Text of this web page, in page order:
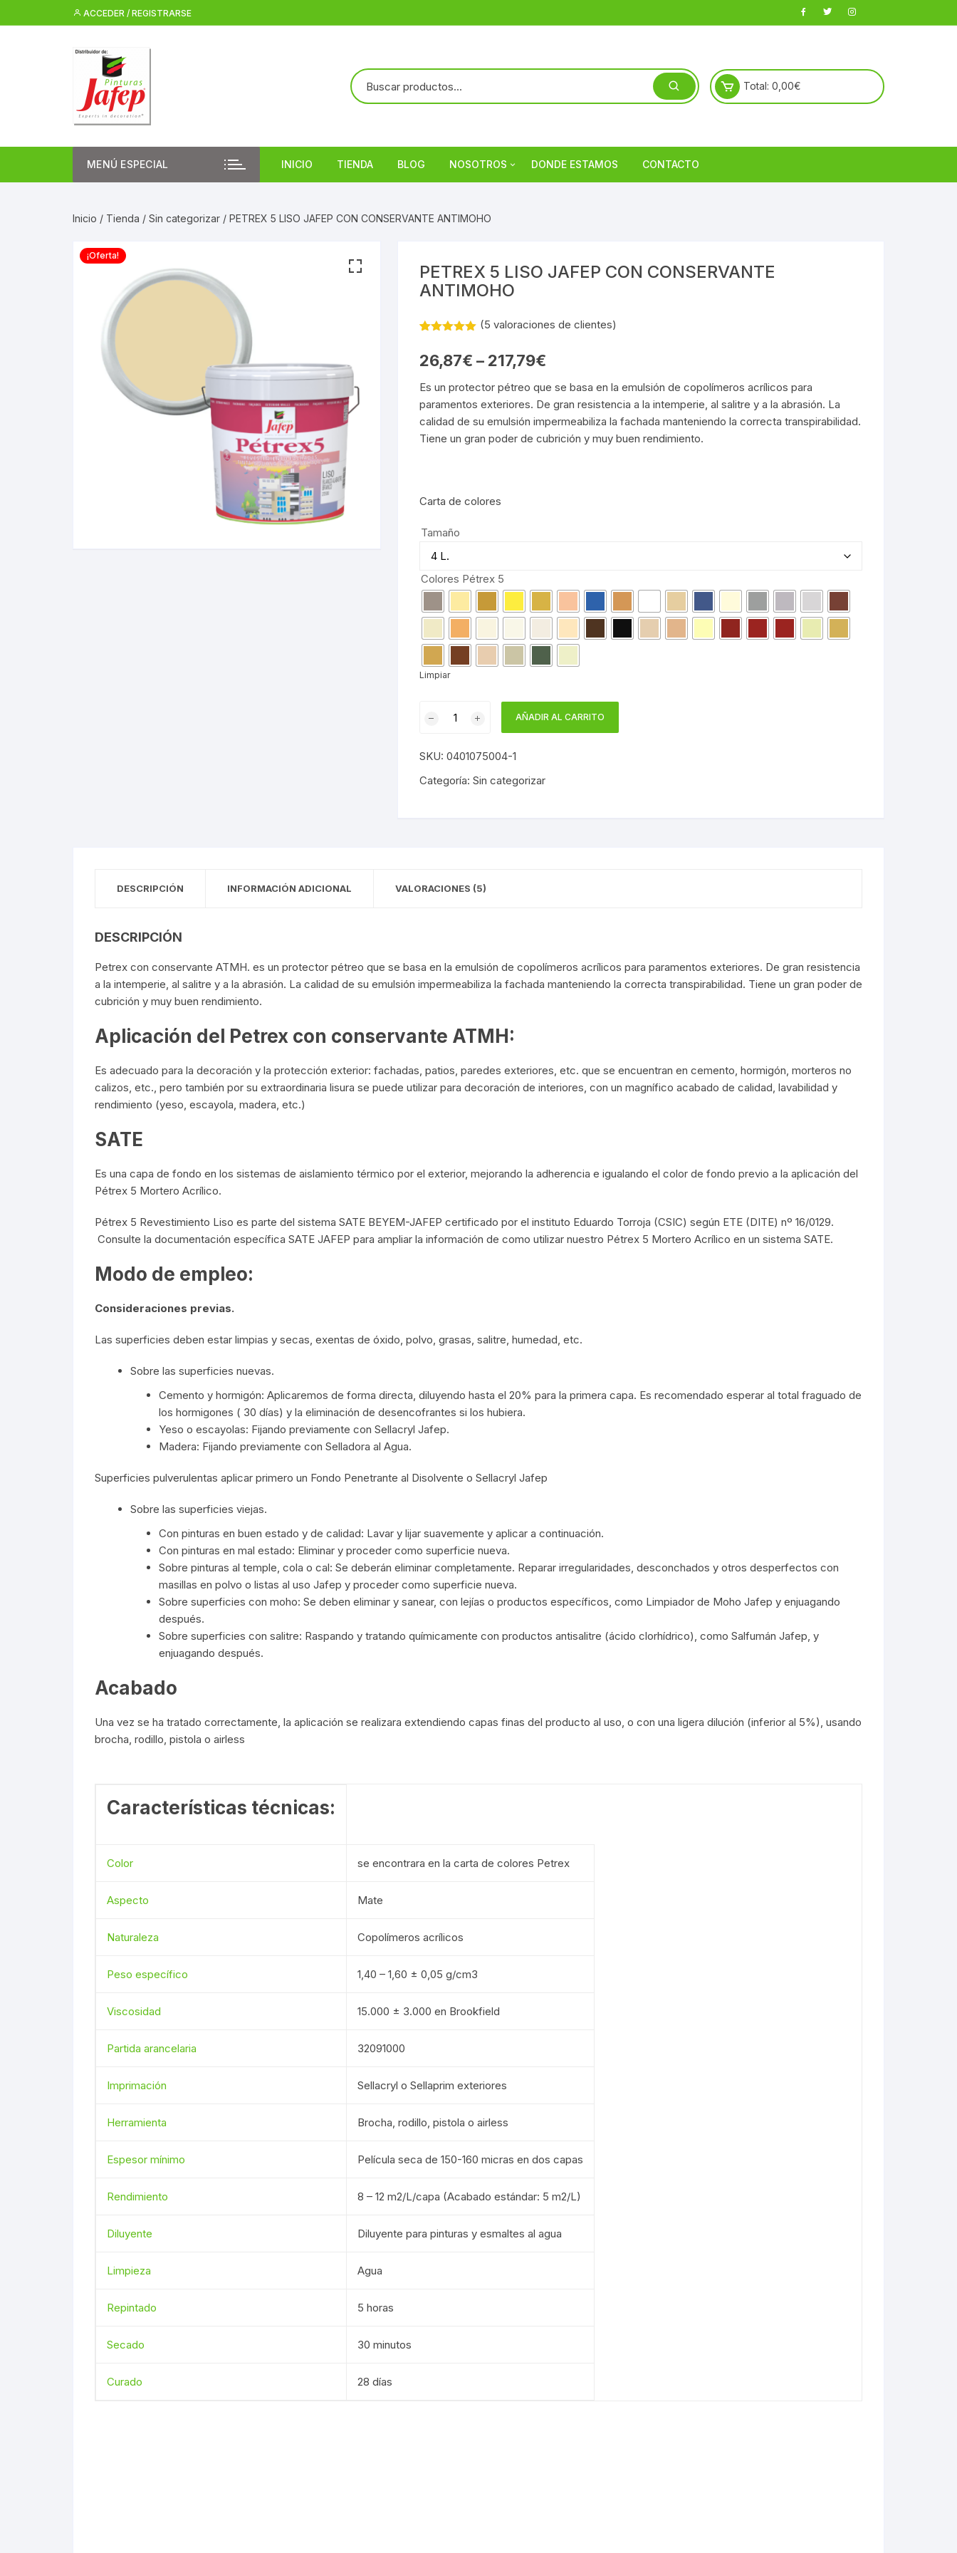
al
ACCEDER / REGISTRARSE
Total: 0,00€
MENÚ ESPECIAL INICIO TIENDA BLOG NOSOTROS DONDE ESTAMOS CONTACTO
Inicio / Tienda / Sin categorizar / PETREX 5 LISO JAFEP CON CONSERVANTE ANTIMOHO
¡Oferta!
PETREX 5 LISO JAFEP CON CONSERVANTE
ANTIMOHO
de 5 en
valoracione
s de
clientes
(5 valoraciones de clientes)
26,87€ – 217,79€
Es un protector pétreo que se basa en la emulsión de copolímeros acrílicos para
paramentos exteriores. De gran resistencia a la intemperie, al salitre y a la abrasión. La
calidad de su emulsión impermeabiliza la fachada manteniendo la correcta transpirabilidad.
Tiene un gran poder de cubrición y muy buen rendimiento.
Carta de colores
Tamaño
Colores Pétrex 5
Limpiar
JAFEP
CON
AÑADIR AL CARRITO
SKU: 0401075004-1
Categoría: Sin categorizar
DESCRIPCIÓN INFORMACIÓN ADICIONAL VALORACIONES (5)
DESCRIPCIÓN
Petrex con conservante ATMH. es un protector pétreo que se basa en la emulsión de copolímeros acrílicos para paramentos exteriores. De gran resistencia
a la intemperie, al salitre y a la abrasión. La calidad de su emulsión impermeabiliza la fachada manteniendo la correcta transpirabilidad. Tiene un gran poder de
cubrición y muy buen rendimiento.
Aplicación del Petrex con conservante ATMH:
Es adecuado para la decoración y la protección exterior: fachadas, patios, paredes exteriores, etc. que se encuentran en cemento, hormigón, morteros no
calizos, etc., pero también por su extraordinaria lisura se puede utilizar para decoración de interiores, con un magnífico acabado de calidad, lavabilidad y
rendimiento (yeso, escayola, madera, etc.)
SATE
Es una capa de fondo en los sistemas de aislamiento térmico por el exterior, mejorando la adherencia e igualando el color de fondo previo a la aplicación del
Pétrex 5 Mortero Acrílico.
Pétrex 5 Revestimiento Liso es parte del sistema SATE BEYEM-JAFEP certificado por el instituto Eduardo Torroja (CSIC) según ETE (DITE) nº 16/0129.
Consulte la documentación específica SATE JAFEP para ampliar la información de como utilizar nuestro Pétrex 5 Mortero Acrílico en un sistema SATE.
Modo de empleo:
Consideraciones previas.
Las superficies deben estar limpias y secas, exentas de óxido, polvo, grasas, salitre, humedad, etc.
Sobre las superficies nuevas.
Cemento y hormigón: Aplicaremos de forma directa, diluyendo hasta el 20% para la primera capa. Es recomendado esperar al total fraguado de
los hormigones ( 30 días) y la eliminación de desencofrantes si los hubiera.
Yeso o escayolas: Fijando previamente con Sellacryl Jafep.
Madera: Fijando previamente con Selladora al Agua.
Superficies pulverulentas aplicar primero un Fondo Penetrante al Disolvente o Sellacryl Jafep
Sobre las superficies viejas.
Con pinturas en buen estado y de calidad: Lavar y lijar suavemente y aplicar a continuación.
Con pinturas en mal estado: Eliminar y proceder como superficie nueva.
Sobre pinturas al temple, cola o cal: Se deberán eliminar completamente. Reparar irregularidades, desconchados y otros desperfectos con
masillas en polvo o listas al uso Jafep y proceder como superficie nueva.
Sobre superficies con moho: Se deben eliminar y sanear, con lejías o productos específicos, como Limpiador de Moho Jafep y enjuagando
después.
Sobre superficies con salitre: Raspando y tratando químicamente con productos antisalitre (ácido clorhídrico), como Salfumán Jafep, y
enjuagando después.
Acabado
Una vez se ha tratado correctamente, la aplicación se realizara extendiendo capas finas del producto al uso, o con una ligera dilución (inferior al 5%), usando
brocha, rodillo, pistola o airless
Características técnicas:
Color se encontrara en la carta de colores Petrex
Aspecto Mate
Naturaleza Copolímeros acrílicos
Peso específico 1,40 – 1,60 ± 0,05 g/cm3
Viscosidad 15.000 ± 3.000 en Brookfield
Partida arancelaria 32091000
Imprimación Sellacryl o Sellaprim exteriores
Herramienta Brocha, rodillo, pistola o airless
Espesor mínimo Película seca de 150-160 micras en dos capas
Rendimiento 8 – 12 m2/L/capa (Acabado estándar: 5 m2/L)
Diluyente Diluyente para pinturas y esmaltes al agua
Limpieza Agua
Repintado 5 horas
Secado 30 minutos
Curado 28 días